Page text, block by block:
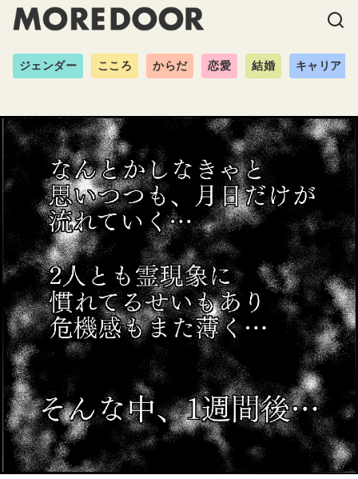
ジェンダー こころ からだ 恋愛 結婚 キャリア